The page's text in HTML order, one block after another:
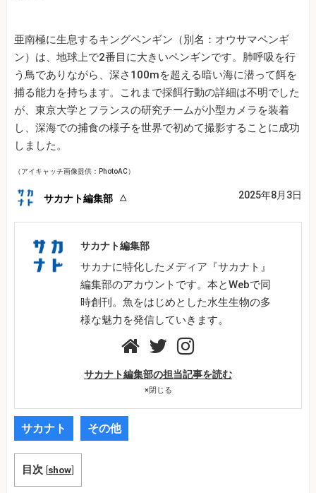
亜南極に生息するキングペンギン（別名：オウサマペンギ
ン）は、地球上で2番目に大きいペンギンです。肺呼吸を行
う鳥でありながら、深さ100mを超える暗い海に潜って餌を
捕る能力を持ちます。これまで採餌行動の詳細は不明でした
が、東京大学とフランスの研究チームが小型カメラを装着
し、深海での捕食の様子を世界で初めて撮影することに成功
しました。
（アイキャッチ画像提供：PhotoAC）
サカナト編集部 2025年8月3日
サカナト編集部
サカナに特化したメディア『サカナト』
編集部のアカウントです。本とWebで同
時創刊。魚をはじめとした水生生物の多
様な魅力を発信していきます。
サカナト編集部の担当記事を読む
×閉じる
サカナト その他
目次 [show]